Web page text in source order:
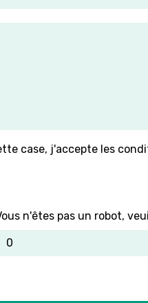
case, j'accepte les
n'êtes pas un robot,